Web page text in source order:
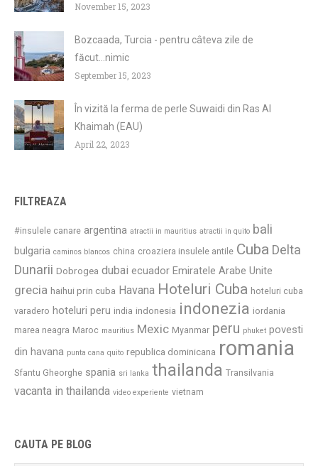
November 15, 2023
Bozcaada, Turcia - pentru câteva zile de
făcut...nimic
September 15, 2023
În vizită la ferma de perle Suwaidi din Ras Al
Khaimah (EAU)
April 22, 2023
FILTREAZA
#insulele canare argentina atractii in mauritius atractii in quito bali
bulgaria caminos blancos china croaziera insulele antile Cuba Delta
Dunarii Dobrogea dubai ecuador Emiratele Arabe Unite
grecia haihui prin cuba Havana Hoteluri Cuba hoteluri cuba
varadero hoteluri peru india indonesia indonezia iordania
marea neagra Maroc mauritius Mexic Myanmar peru phuket povesti
din havana punta cana quito republica dominicana romania
Sfantu Gheorghe spania sri lanka thailanda Transilvania
vacanta in thailanda video experiente vietnam
CAUTA PE BLOG